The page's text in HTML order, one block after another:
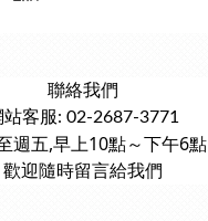
聯絡我們
站客服: 02-2687-3771
週五,早上10點～下午6點
歡迎隨時留言給我們